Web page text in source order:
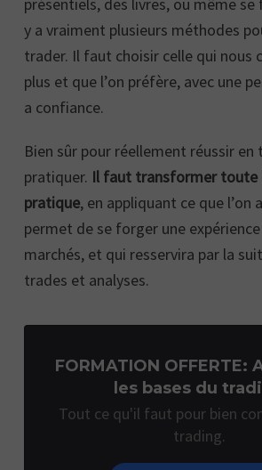
présentiels, des livres, ou même
y a vraiment plusieurs méthodes
trader. Il faut choisir celle qui nous
plus et que l’on préfère, avec une
a confiance.
Bien sûr pour réellement réussir
pratiquer. Il faut transformer toute
pratique, en appliquant ce que l’on
permet de se forger une
marchés, et qui resservira par la
trades et analyses.
FORMATION OFFERTE:
les bases du
Tout ce qu'il faut pour bien
trading.